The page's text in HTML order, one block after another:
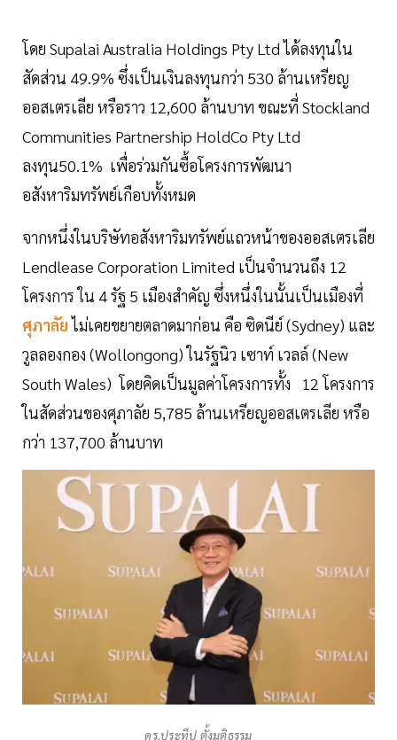
โดย Supalai Australia Holdings Pty Ltd ได้ลงทุนใน
สัดส่วน 49.9% ซึ่งเป็นเงินลงทุนกว่า 530 ล้านเหรียญ
ออสเตรเลีย หรือราว 12,600 ล้านบาท ขณะที่ Stockland
Communities Partnership HoldCo Pty Ltd
ลงทุน50.1% เพื่อร่วมกันซื้อโครงการพัฒนา
อสังหาริมทรัพย์เกือบทั้งหมด
จากหนึ่งในบริษัทอสังหาริมทรัพย์แถวหน้าของออสเตรเลีย
Lendlease Corporation Limited เป็นจำนวนถึง 12
โครงการ ใน 4 รัฐ 5 เมืองสำคัญ ซึ่งหนึ่งในนั้นเป็นเมืองที่
ศุภาลัยไม่เคยขยายตลาดมาก่อน คือ ซิดนีย์ (Sydney) และ
วูลลองกอง (Wollongong) ในรัฐนิว เซาท์ เวลล์ (New
South Wales) โดยคิดเป็นมูลค่าโครงการทั้ง 12 โครงการ
ในสัดส่วนของศุภาลัย 5,785 ล้านเหรียญออสเตรเลีย หรือ
กว่า 137,700 ล้านบาท
ดร.ประทีป ตั้งมติธรรม